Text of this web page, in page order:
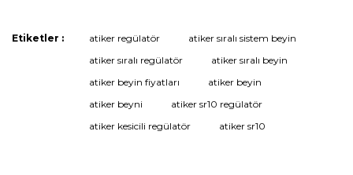
Yorum Yaz
Görüş ve önerileriniz için teşekkür ederiz.
Etiketler : atiker regülatör
atiker sıralı sistem beyin
atiker sıralı regülatör
atiker sıralı beyin
atiker beyin fiyatları
atiker beyin
atiker beyni
atiker sr10 regülatör
atiker kesicili regülatör
atiker sr10